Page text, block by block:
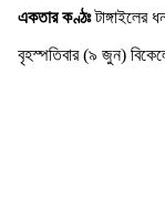
একতার কণ্ঠঃটাঙ্গাইলের
বৃহস্পতিবার (৯ জুন)